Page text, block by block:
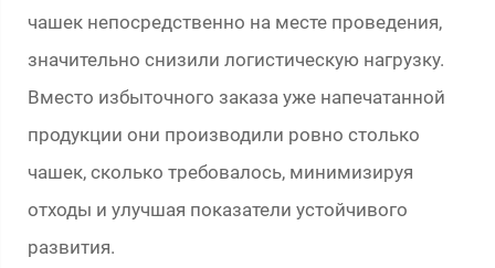
чашек непосредственно на месте проведения,
значительно снизили логистическую нагрузку.
Вместо избыточного заказа уже напечатанной
продукции они производили ровно столько
чашек, сколько требовалось, минимизируя
отходы и улучшая показатели устойчивого
развития.